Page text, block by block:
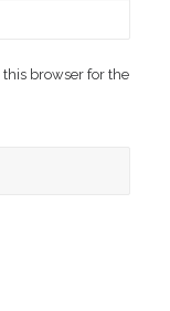
browser for the